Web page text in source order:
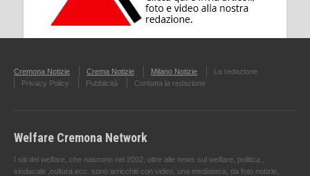
Cremona Notizie Crema Notizie Milano Notizie
La redazione
Privacy Policy
Pubblicità Contatta la redazione
Welfare Cremona Network
I siti del welfare, che nascono nel 2002, oltre alle news sul welfare, politica ,
sindacale ,cultura ecc. sono arricchiti con video, una mediateca, da foto notizie,